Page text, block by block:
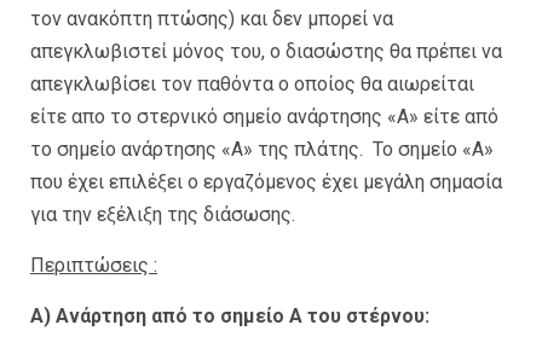
τον ανακόπτη πτώσης) και δεν μπορεί να
απεγκλωβιστεί μόνος του, ο διασώστης θα πρέπει να
απεγκλωβίσει τον παθόντα ο οποίος θα αιωρείται
είτε απο το στερνικό σημείο ανάρτησης «Α» είτε από
το σημείο ανάρτησης «Α» της πλάτης. Το σημείο «Α»
που έχει επιλέξει ο εργαζόμενος έχει μεγάλη σημασία
για την εξέλιξη της διάσωσης.
Περιπτώσεις :
Α) Ανάρτηση από το σημείο Α του στέρνου: